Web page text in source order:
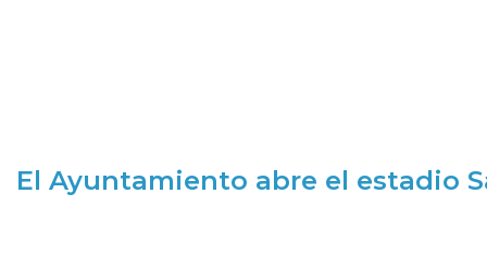
El Ayuntamiento abre el estadio